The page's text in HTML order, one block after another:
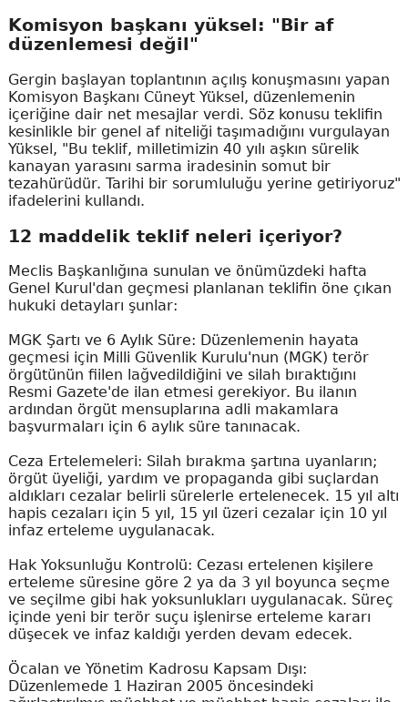
Komisyon başkanı yüksel: "Bir af
düzenlemesi değil"
Gergin başlayan toplantının açılış konuşmasını yapan
Komisyon Başkanı Cüneyt Yüksel, düzenlemenin
içeriğine dair net mesajlar verdi. Söz konusu teklifin
kesinlikle bir genel af niteliği taşımadığını vurgulayan
Yüksel, "Bu teklif, milletimizin 40 yılı aşkın sürelik
kanayan yarasını sarma iradesinin somut bir
tezahürüdür. Tarihi bir sorumluluğu yerine getiriyoruz"
ifadelerini kullandı.
12 maddelik teklif neleri içeriyor?
Meclis Başkanlığına sunulan ve önümüzdeki hafta
Genel Kurul'dan geçmesi planlanan teklifin öne çıkan
hukuki detayları şunlar:
MGK Şartı ve 6 Aylık Süre: Düzenlemenin hayata
geçmesi için Milli Güvenlik Kurulu'nun (MGK) terör
örgütünün fiilen lağvedildiğini ve silah bıraktığını
Resmi Gazete'de ilan etmesi gerekiyor. Bu ilanın
ardından örgüt mensuplarına adli makamlara
başvurmaları için 6 aylık süre tanınacak.
Ceza Ertelemeleri: Silah bırakma şartına uyanların;
örgüt üyeliği, yardım ve propaganda gibi suçlardan
aldıkları cezalar belirli sürelerle ertelenecek. 15 yıl altı
hapis cezaları için 5 yıl, 15 yıl üzeri cezalar için 10 yıl
infaz erteleme uygulanacak.
Hak Yoksunluğu Kontrolü: Cezası ertelenen kişilere
erteleme süresine göre 2 ya da 3 yıl boyunca seçme
ve seçilme gibi hak yoksunlukları uygulanacak. Süreç
içinde yeni bir terör suçu işlenirse erteleme kararı
düşecek ve infaz kaldığı yerden devam edecek.
Öcalan ve Yönetim Kadrosu Kapsam Dışı:
Düzenlemede 1 Haziran 2005 öncesindeki